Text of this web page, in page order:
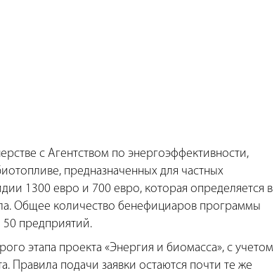
с Агентством по энергоэффективности,
предназначенных для частных
1300 евро и 700 евро, которая определяется в
Общее количество бенефициаров программы
50 предприятий.
этапа проекта «Энергия и биомасса», с учетом
Правила подачи заявки остаются почти те же